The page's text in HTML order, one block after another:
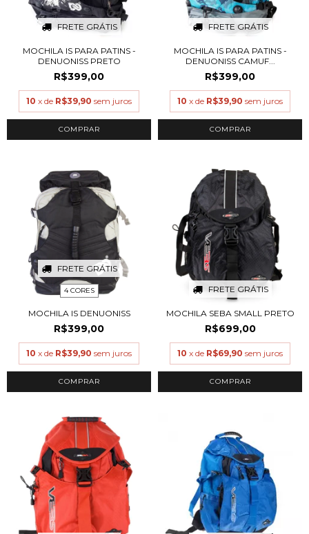
FRETE GRÁTIS
MOCHILA IS PARA PATINS -
DENUONISS PRETO
R$399,00
10 x de R$39,90 sem juros
FRETE GRÁTIS
MOCHILA IS PARA PATINS -
DENUONISS CAMUF...
R$399,00
10 x de R$39,90 sem juros
FRETE GRÁTIS
4 CORES
MOCHILA IS DENUONISS
R$399,00
10 x de R$39,90 sem juros
COMPRAR
FRETE GRÁTIS
MOCHILA SEBA SMALL PRETO
R$699,00
10 x de R$69,90 sem juros